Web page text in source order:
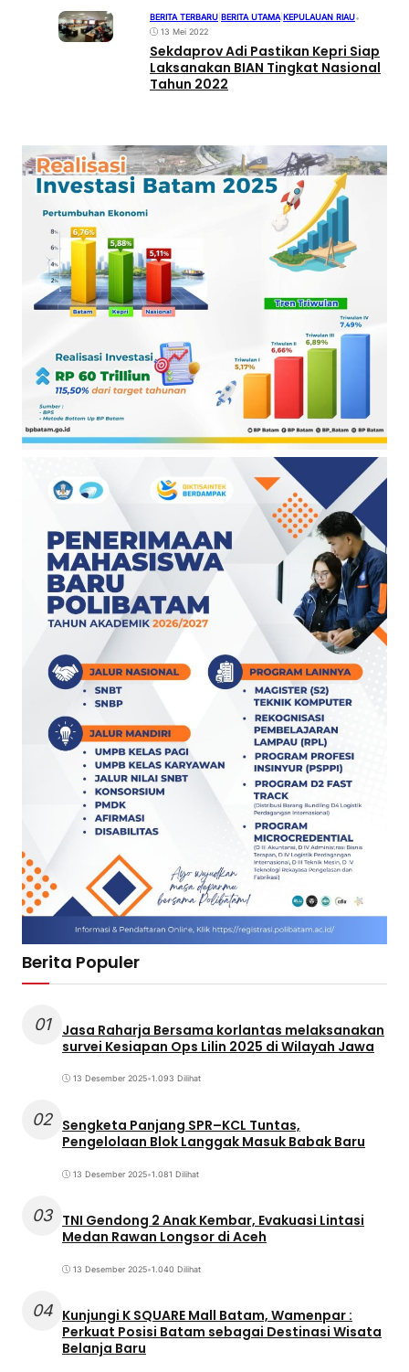
BERITA TERBARU BERITA UTAMA| KEPULAUAN RIAU•
13 Mei 2022
Sekdaprov Adi Pastikan Kepri Siap
Laksanakan BIAN Tingkat Nasional
Tahun 2022
Berita Populer
01
Jasa Raharja Bersama korlantas melaksanakan
survei Kesiapan Ops Lilin 2025 di Wilayah Jawa
13 Desember 2025•1.093 Dilihat
02 Sengketa Panjang SPR–KCL Tuntas,
Pengelolaan Blok Langgak Masuk Babak Baru
13 Desember 2025•1.081 Dilihat
03 TNI Gendong 2 Anak Kembar, Evakuasi Lintasi
Medan Rawan Longsor di Aceh
13 Desember 2025•1.040 Dilihat
04 Kunjungi K SQUARE Mall Batam, Wamenpar :
Perkuat Posisi Batam sebagai Destinasi Wisata
Belanja Baru